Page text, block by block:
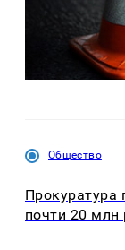
Общество
Прокуратура
почти 20 млн